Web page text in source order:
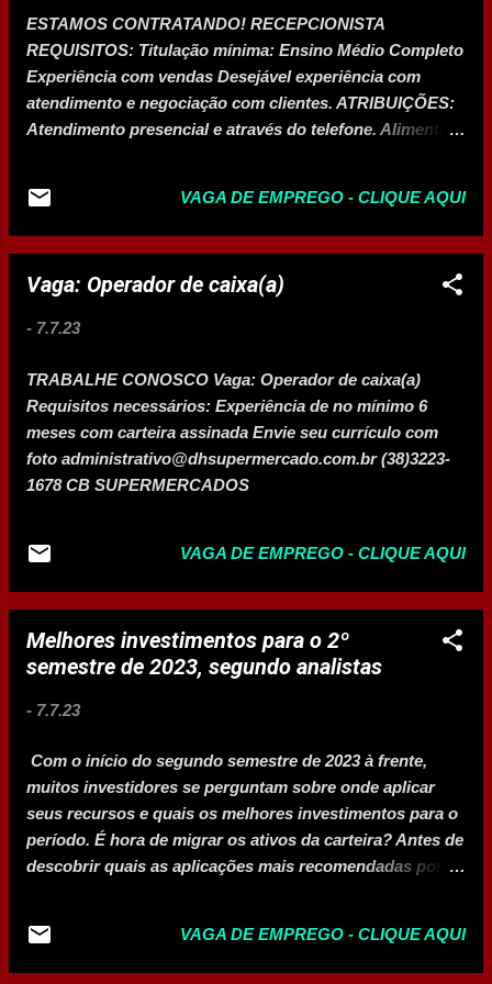
ESTAMOS CONTRATANDO! RECEPCIONISTA
REQUISITOS: Titulação mínima: Ensino Médio Completo
Experiência com vendas Desejável experiência com
atendimento e negociação com clientes. ATRIBUIÇÕES:
Atendimento presencial e através do telefone. Alimentar
vendas. COMPETÊNCIAS Boa comunicação Ótima
habilidade interpessoal Agilidade Responsabilidade
ENCAMINHAR CURRÍCULO
TODOS
VAGA DE EMPREGO - CLIQUE AQUI
Vaga: Operador de caixa(a)
- 7.7.23
TRABALHE CONOSCO Vaga: Operador de caixa(a)
Requisitos necessários: Experiência de no mínimo 6
meses com carteira assinada Envie seu currículo com
foto administrativo@dhsupermercado.com.br (38)3223-
1678 CB SUPERMERCADOS
VAGA DE EMPREGO - CLIQUE AQUI
Melhores investimentos para o 2º
semestre de 2023, segundo analistas
- 7.7.23
Com o início do segundo semestre de 2023 à frente,
muitos investidores se perguntam sobre onde aplicar
seus recursos e quais os melhores investimentos para o
período. É hora de migrar os ativos da carteira? Antes de
descobrir quais as aplicações mais recomendadas por
perspectivas para os próximos meses. O que esperar do
cenário econômico Antes mesmo de começar, o ano de
VAGA DE EMPREGO - CLIQUE AQUI